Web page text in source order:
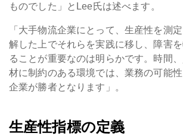
ものでした」とLee氏は述べます。
「大手物流企業にとって、生産性を測
解した上でそれらを実践に移し、障害
ることが重要なのは明らかです。時間
材に制約のある環境では、業務の可能
企業が勝者となります」。
生産性指標の定義